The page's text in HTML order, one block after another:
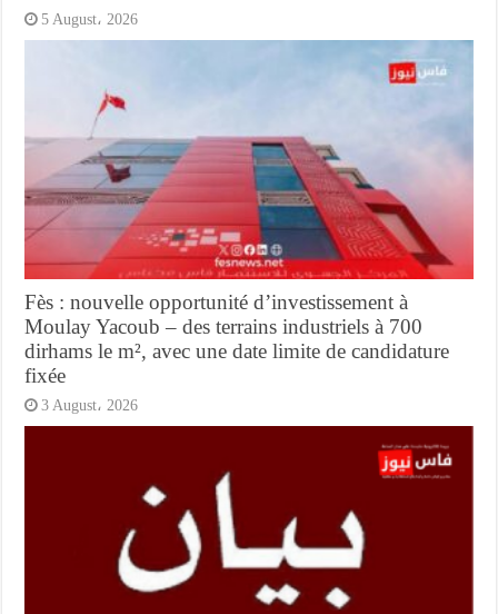
5 August، 2026
Fès : nouvelle opportunité d’investissement à
Moulay Yacoub – des terrains industriels à 700
dirhams le m², avec une date limite de candidature
fixée
3 August، 2026